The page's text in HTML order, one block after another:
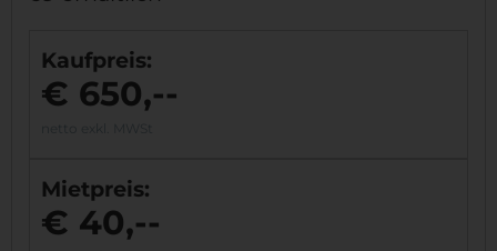
Kaufpreis:
€ 650,--
Mietpreis:
€ 40,--